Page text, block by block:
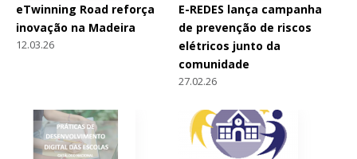
eTwinning Road reforça
inovação na Madeira
12.03.26
E-REDES lança campanha
de prevenção de riscos
elétricos junto da
comunidade
27.02.26